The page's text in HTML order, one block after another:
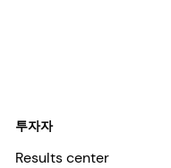
투자자
Results center